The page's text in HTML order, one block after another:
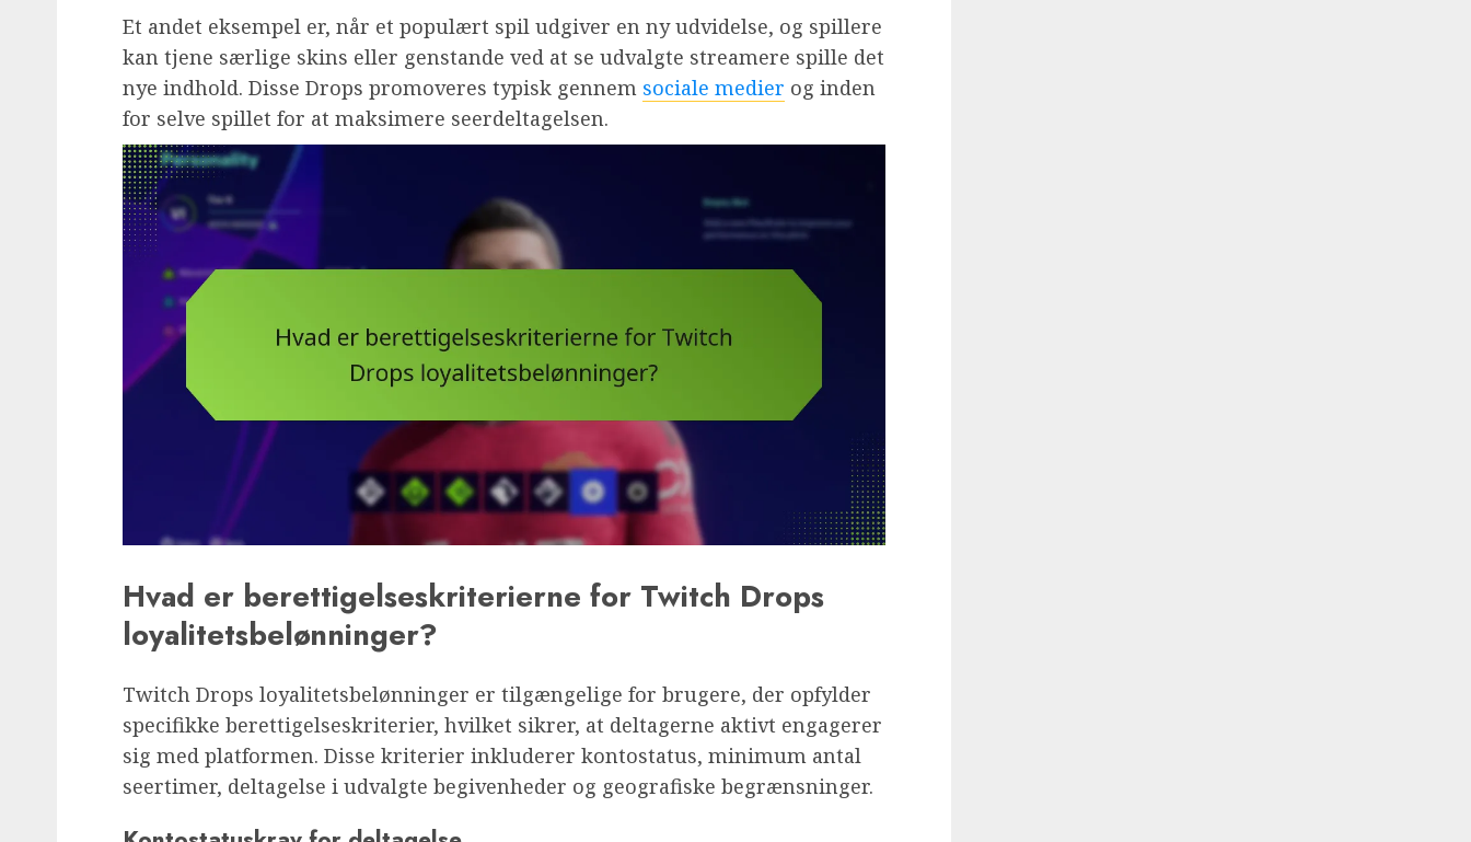
Et andet eksempel er, når et populært spil udgiver en ny udvidelse, og spillere
kan tjene særlige skins eller genstande ved at se udvalgte streamere spille det
nye indhold. Disse Drops promoveres typisk gennem sociale medier og inden
for selve spillet for at maksimere seerdeltagelsen.
Hvad er berettigelseskriterierne for Twitch Drops
loyalitetsbelønninger?
Twitch Drops loyalitetsbelønninger er tilgængelige for brugere, der opfylder
specifikke berettigelseskriterier, hvilket sikrer, at deltagerne aktivt engagerer
sig med platformen. Disse kriterier inkluderer kontostatus, minimum antal
seertimer, deltagelse i udvalgte begivenheder og geografiske begrænsninger.